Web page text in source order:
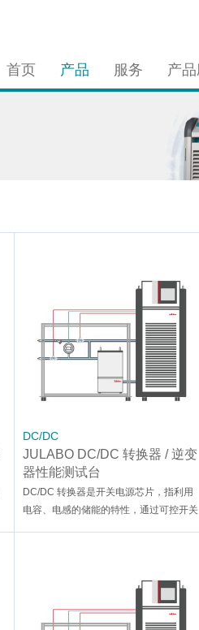
首页 产品 服务 产品
DC/DC
JULABO DC/DC 转换器 / 逆变
器性能测试台
DC/DC 转换器是开关电源芯片，指利用
电容、电感的储能的特性，通过可控开关